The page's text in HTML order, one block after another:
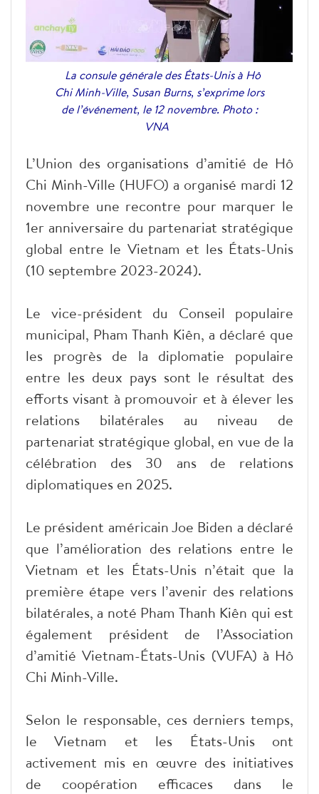
La consule générale des États-Unis à Hô
Chi Minh-Ville, Susan Burns, s’exprime lors
de l’événement, le 12 novembre. Photo :
VNA
L’Union des organisations d’amitié de Hô
Chi Minh-Ville (HUFO) a organisé mardi 12
novembre une recontre pour marquer le
1er anniversaire du partenariat stratégique
global entre le Vietnam et les États-Unis
(10 septembre 2023-2024).
Le vice-président du Conseil populaire
municipal, Pham Thanh Kiên, a déclaré que
les progrès de la diplomatie populaire
entre les deux pays sont le résultat des
efforts visant à promouvoir et à élever les
relations bilatérales au niveau de
partenariat stratégique global, en vue de la
célébration des 30 ans de relations
diplomatiques en 2025.
Le président américain Joe Biden a déclaré
que l’amélioration des relations entre le
Vietnam et les États-Unis n’était que la
première étape vers l’avenir des relations
bilatérales, a noté Pham Thanh Kiên qui est
également président de l’Association
d’amitié Vietnam-États-Unis (VUFA) à Hô
Chi Minh-Ville.
Selon le responsable, ces derniers temps,
le Vietnam et les États-Unis ont
activement mis en œuvre des initiatives
de coopération efficaces dans le